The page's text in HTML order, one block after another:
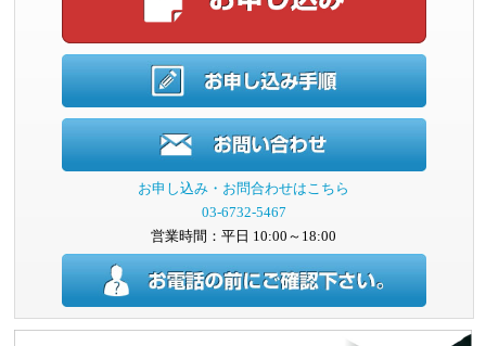
お申し込み・お問合わせはこちら
03-6732-5467
営業時間：平日 10:00～18:00